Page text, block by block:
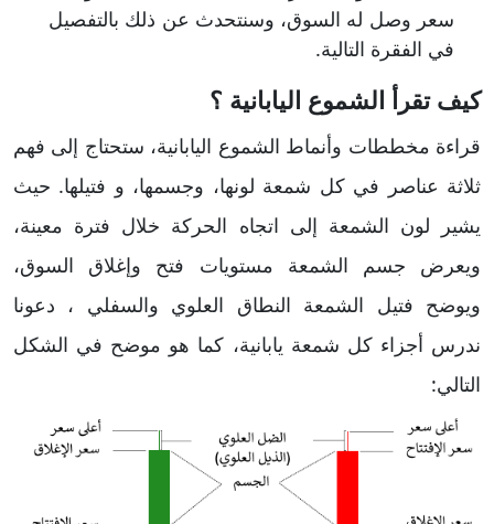
سعر وصل له السوق، وسنتحدث عن ذلك بالتفصيل
في الفقرة التالية.
كيف تقرأ الشموع اليابانية ؟
قراءة مخططات وأنماط الشموع اليابانية، ستحتاج إلى فهم
ثلاثة عناصر في كل شمعة لونها، وجسمها، و فتيلها. حيث
يشير لون الشمعة إلى اتجاه الحركة خلال فترة معينة،
ويعرض جسم الشمعة مستويات فتح وإغلاق السوق،
ويوضح فتيل الشمعة النطاق العلوي والسفلي ، دعونا
ندرس أجزاء كل شمعة يابانية، كما هو موضح في الشكل
التالي: